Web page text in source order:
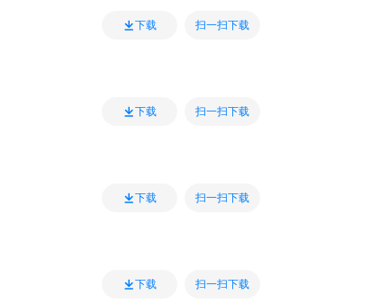
下载 扫一扫下载
下载 扫一扫下载
下载 扫一扫下载
下载 扫一扫下载